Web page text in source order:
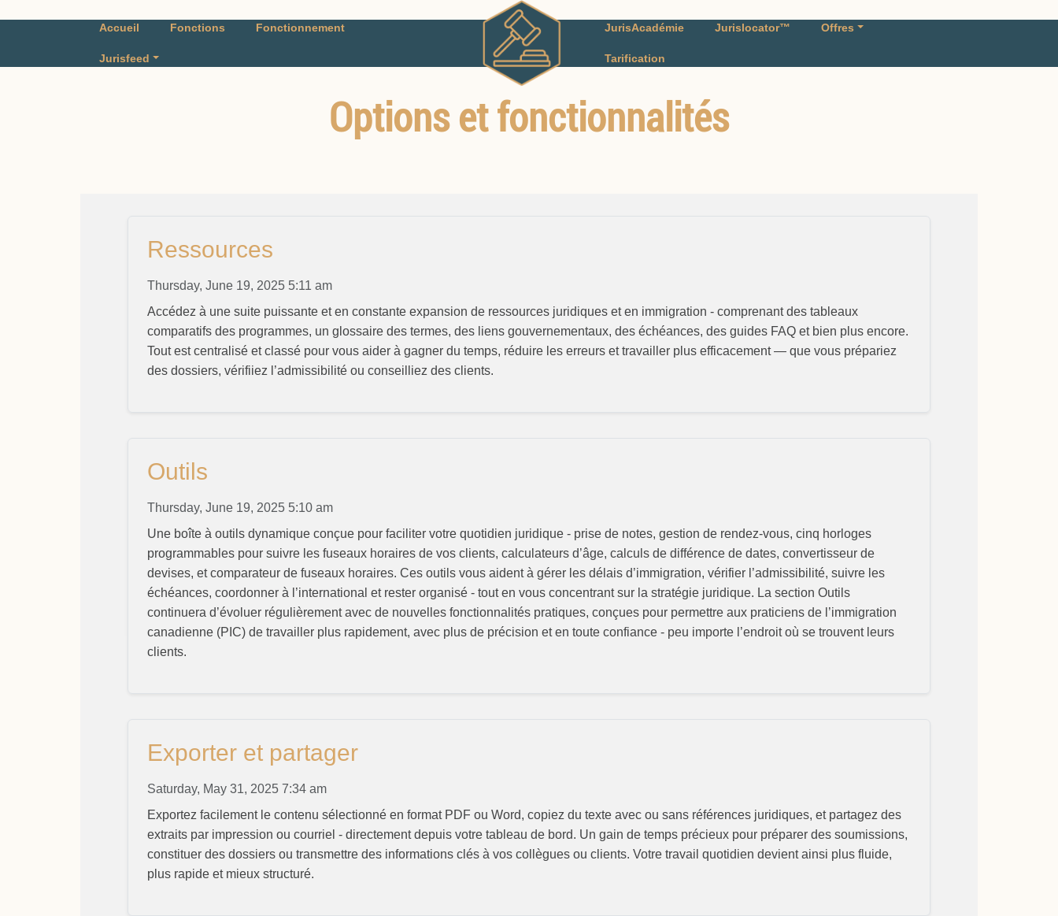
Accueil Fonctions Fonctionnement
Jurisfeed
JurisAcadémie Jurislocator™ Offres
Tarification
Options et fonctionnalités
Ressources
Thursday, June 19, 2025 5:11 am
Accédez à une suite puissante et en constante expansion de ressources juridiques et en immigration - comprenant des tableaux
comparatifs des programmes, un glossaire des termes, des liens gouvernementaux, des échéances, des guides FAQ et bien plus encore.
Tout est centralisé et classé pour vous aider à gagner du temps, réduire les erreurs et travailler plus efficacement — que vous prépariez
des dossiers, vérifiiez l’admissibilité ou conseilliez des clients.
Outils
Thursday, June 19, 2025 5:10 am
Une boîte à outils dynamique conçue pour faciliter votre quotidien juridique - prise de notes, gestion de rendez-vous, cinq horloges
programmables pour suivre les fuseaux horaires de vos clients, calculateurs d’âge, calculs de différence de dates, convertisseur de
devises, et comparateur de fuseaux horaires. Ces outils vous aident à gérer les délais d’immigration, vérifier l’admissibilité, suivre les
échéances, coordonner à l’international et rester organisé - tout en vous concentrant sur la stratégie juridique. La section Outils
continuera d’évoluer régulièrement avec de nouvelles fonctionnalités pratiques, conçues pour permettre aux praticiens de l’immigration
canadienne (PIC) de travailler plus rapidement, avec plus de précision et en toute confiance - peu importe l’endroit où se trouvent leurs
clients.
Exporter et partager
Saturday, May 31, 2025 7:34 am
Exportez facilement le contenu sélectionné en format PDF ou Word, copiez du texte avec ou sans références juridiques, et partagez des
extraits par impression ou courriel - directement depuis votre tableau de bord. Un gain de temps précieux pour préparer des soumissions,
constituer des dossiers ou transmettre des informations clés à vos collègues ou clients. Votre travail quotidien devient ainsi plus fluide,
plus rapide et mieux structuré.